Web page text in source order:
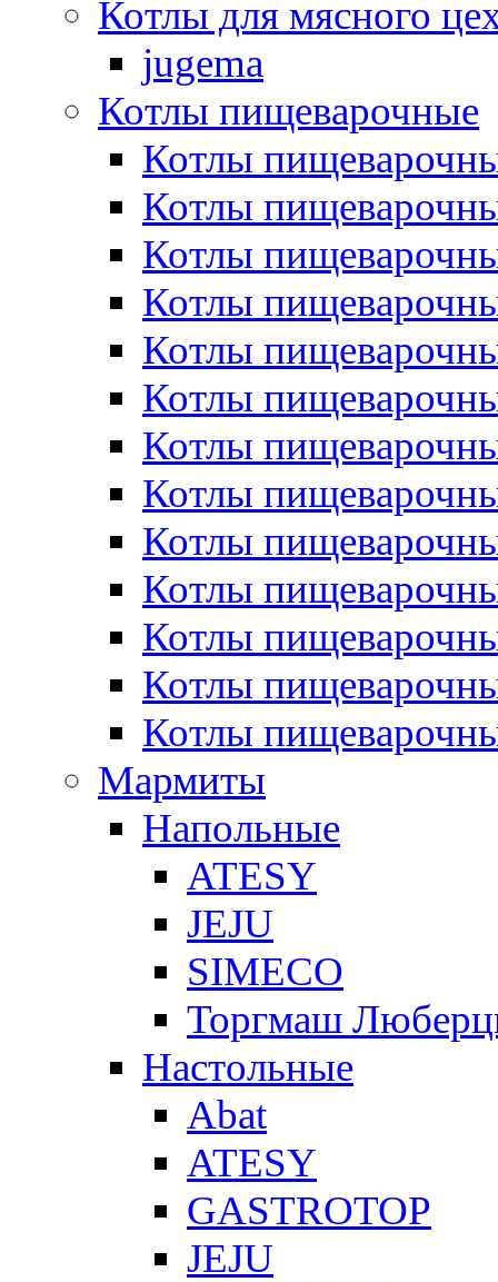
Котлы для мясного
jugema
Котлы пищеварочные
Котлы
Котлы
Котлы
Котлы
Котлы
Котлы
Котлы
Котлы
Котлы
Котлы
Котлы
Котлы
Котлы
Мармиты
Напольные
ATESY
JEJU
SIMECO
Торгмаш
Настольные
Abat
ATESY
GASTROTOP
JEJU